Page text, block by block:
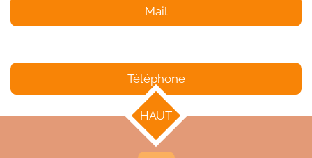
Mail
Téléphone
HAUT